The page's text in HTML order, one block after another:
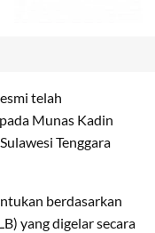
telah
Munas Kadin
Tenggara
berdasarkan
yang digelar secara